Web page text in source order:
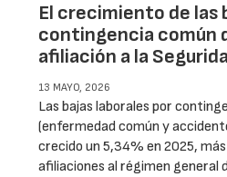
El crecimiento de las
contingencia común
afiliación a la
13 MAYO, 2026
Las bajas laborales por
(enfermedad común y
crecido un 5,34% en 2025, más
afiliaciones al régimen general